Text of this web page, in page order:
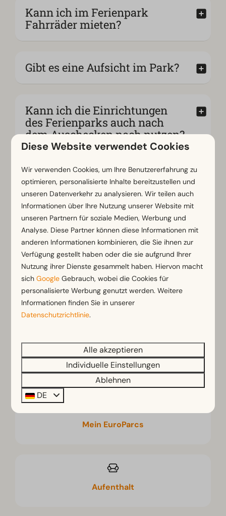
Kann ich im Ferienpark
Fahrräder mieten?
Gibt es eine Aufsicht im Park?
Kann ich die Einrichtungen
des Ferienparks auch nach
dem Auschecken noch nutzen?
Gibt es Ladestationen für
Elektroautos?
Weitere Themen:
Ankunft & Abreise
Buchungen
Mein EuroParcs
Aufenthalt
Diese Website verwendet Cookies
Wir verwenden Cookies, um Ihre Benutzererfahrung zu
optimieren, personalisierte Inhalte bereitzustellen und
unseren Datenverkehr zu analysieren. Wir teilen auch
Informationen über Ihre Nutzung unserer Website mit
unseren Partnern für soziale Medien, Werbung und
Analyse. Diese Partner können diese Informationen mit
anderen Informationen kombinieren, die Sie ihnen zur
Verfügung gestellt haben oder die sie aufgrund Ihrer
Nutzung ihrer Dienste gesammelt haben. Hiervon macht
sichGoogle Gebrauch, wobei die Cookies für
personalisierte Werbung genutzt werden. Weitere
Informationen finden Sie in unserer
Datenschutzrichtlinie.
Alle akzeptieren
Individuelle Einstellungen
Ablehnen
DE